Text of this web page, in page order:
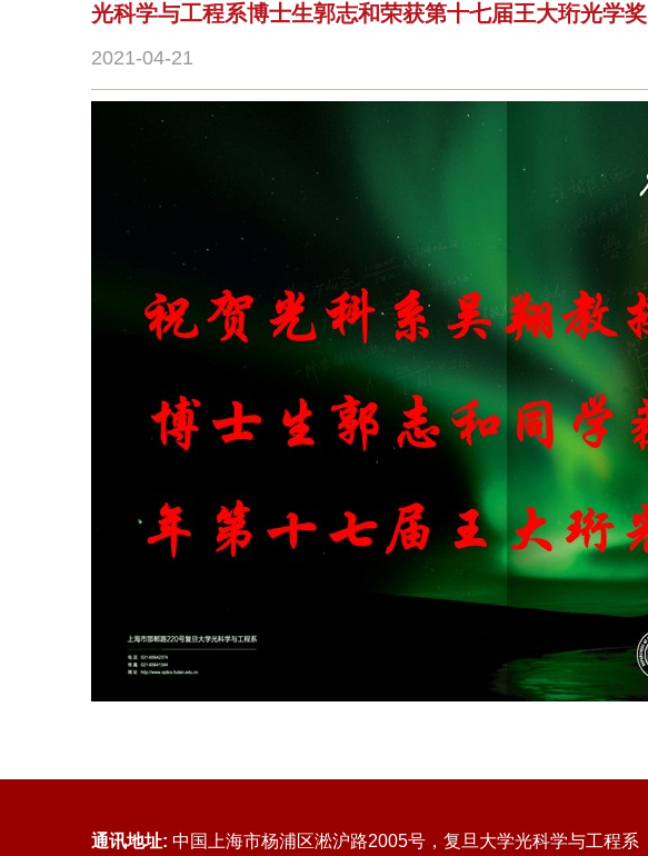
光科学与工程系博士生郭志和荣获第十七届王大珩光学奖
2021-04-21
通讯地址:中国上海市杨浦区淞沪路2005号，复旦大学光科学与工程系